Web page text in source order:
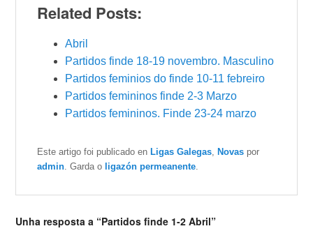
Related Posts:
Abril
Partidos finde 18-19 novembro. Masculino
Partidos feminios do finde 10-11 febreiro
Partidos femininos finde 2-3 Marzo
Partidos femininos. Finde 23-24 marzo
Este artigo foi publicado enLigas Galegas ,Novas por
admin . Garda o ligazón permeanente
Unha resposta a “Partidos finde 1-2 Abril”